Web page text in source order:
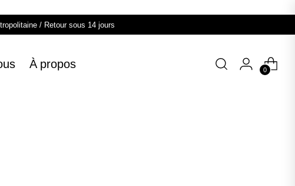
/ Retour sous 14 jours
À propos 0